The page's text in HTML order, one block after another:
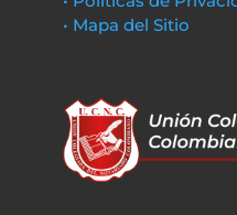
• Mapa del Sitio